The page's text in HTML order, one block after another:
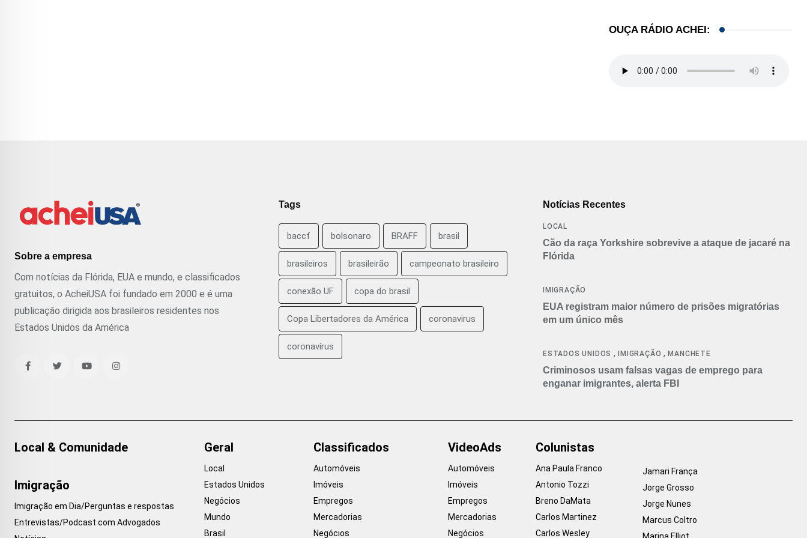
OUÇA RÁDIO ACHEI:
Sobre a empresa
Com notícias da Flórida, EUA e mundo, e classificados
gratuitos, o AcheiUSA foi fundado em 2000 e é uma
publicação dirigida aos brasileiros residentes nos
Estados Unidos da América
Tags
baccf bolsonaro BRAFF brasil
brasileiros brasileirão campeonato brasileiro
conexão UF copa do brasil
Copa Libertadores da América coronavirus
coronavírus
Notícias Recentes
LOCAL
Cão da raça Yorkshire sobrevive a ataque de jacaré na
Flórida
IMIGRAÇÃO
EUA registram maior número de prisões migratórias
em um único mês
ESTADOS UNIDOS , IMIGRAÇÃO ,MANCHETE
Criminosos usam falsas vagas de emprego para
enganar imigrantes, alerta FBI
Local & Comunidade
Imigração
Imigração em Dia/Perguntas e respostas
Entrevistas/Podcast com Advogados
Geral
Local
Estados Unidos
Negócios
Mundo
Brasil
Classificados
Automóveis
Imóveis
Empregos
Mercadorias
Negócios
VideoAds
Automóveis
Imóveis
Empregos
Mercadorias
Negócios
Colunistas
Ana Paula Franco
Antonio Tozzi
Breno DaMata
Carlos Martinez
Carlos Wesley
Jamari França
Jorge Grosso
Jorge Nunes
Marcus Coltro